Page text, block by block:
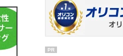
PR